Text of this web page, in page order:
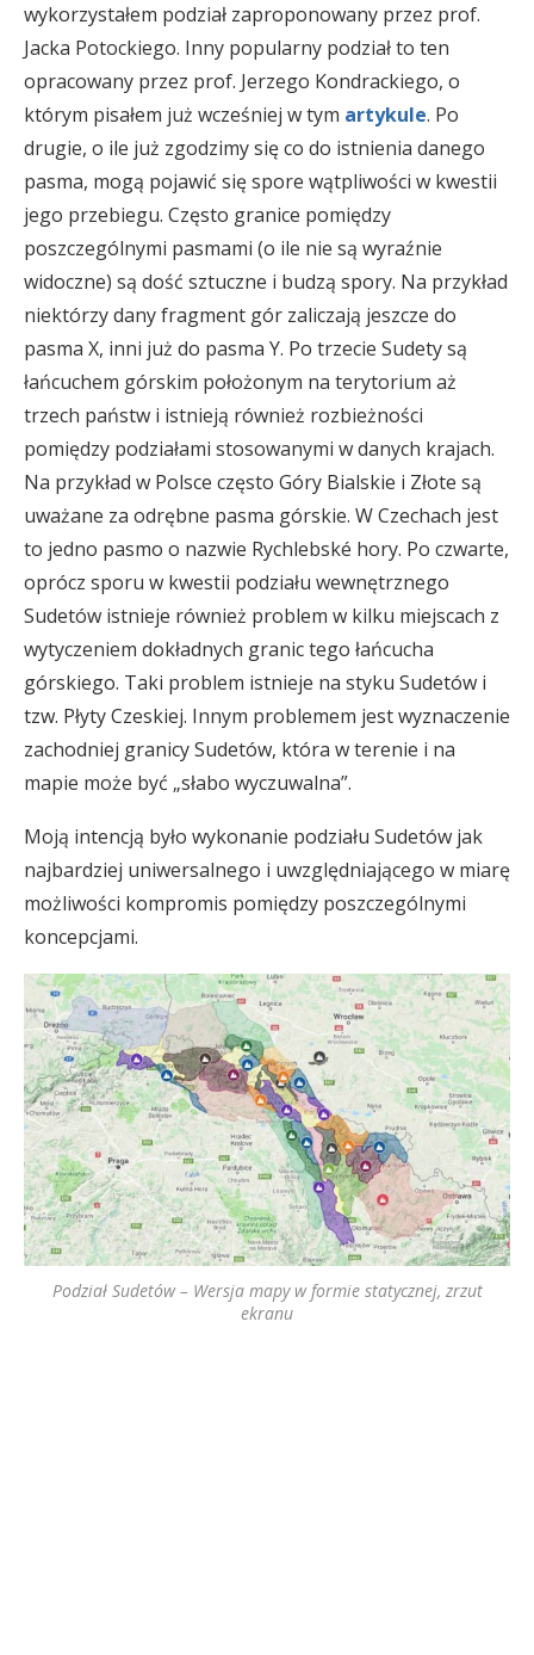
wykorzystałem podział zaproponowany przez prof.
Jacka Potockiego. Inny popularny podział to ten
opracowany przez prof. Jerzego Kondrackiego, o
którym pisałem już wcześniej w tym artykule. Po
drugie, o ile już zgodzimy się co do istnienia danego
pasma, mogą pojawić się spore wątpliwości w kwestii
jego przebiegu. Często granice pomiędzy
poszczególnymi pasmami (o ile nie są wyraźnie
widoczne) są dość sztuczne i budzą spory. Na przykład
niektórzy dany fragment gór zaliczają jeszcze do
pasma X, inni już do pasma Y. Po trzecie Sudety są
łańcuchem górskim położonym na terytorium aż
trzech państw i istnieją również rozbieżności
pomiędzy podziałami stosowanymi w danych krajach.
Na przykład w Polsce często Góry Bialskie i Złote są
uważane za odrębne pasma górskie. W Czechach jest
to jedno pasmo o nazwie Rychlebské hory. Po czwarte,
oprócz sporu w kwestii podziału wewnętrznego
Sudetów istnieje również problem w kilku miejscach z
wytyczeniem dokładnych granic tego łańcucha
górskiego. Taki problem istnieje na styku Sudetów i
tzw. Płyty Czeskiej. Innym problemem jest wyznaczenie
zachodniej granicy Sudetów, która w terenie i na
mapie może być „słabo wyczuwalna”.
Moją intencją było wykonanie podziału Sudetów jak
najbardziej uniwersalnego i uwzględniającego w miarę
możliwości kompromis pomiędzy poszczególnymi
koncepcjami.
Podział Sudetów – Wersja mapy w formie statycznej, zrzut
ekranu